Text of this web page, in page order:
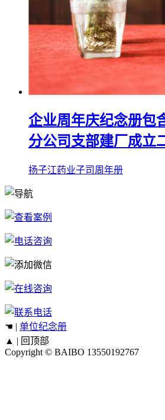
企业周年庆纪念册包
分公司支部建厂成立
扬子江药业子司周年册
☚ | 单位纪念册
▲ | 回顶部
Copyright © BAIBO 13550192767